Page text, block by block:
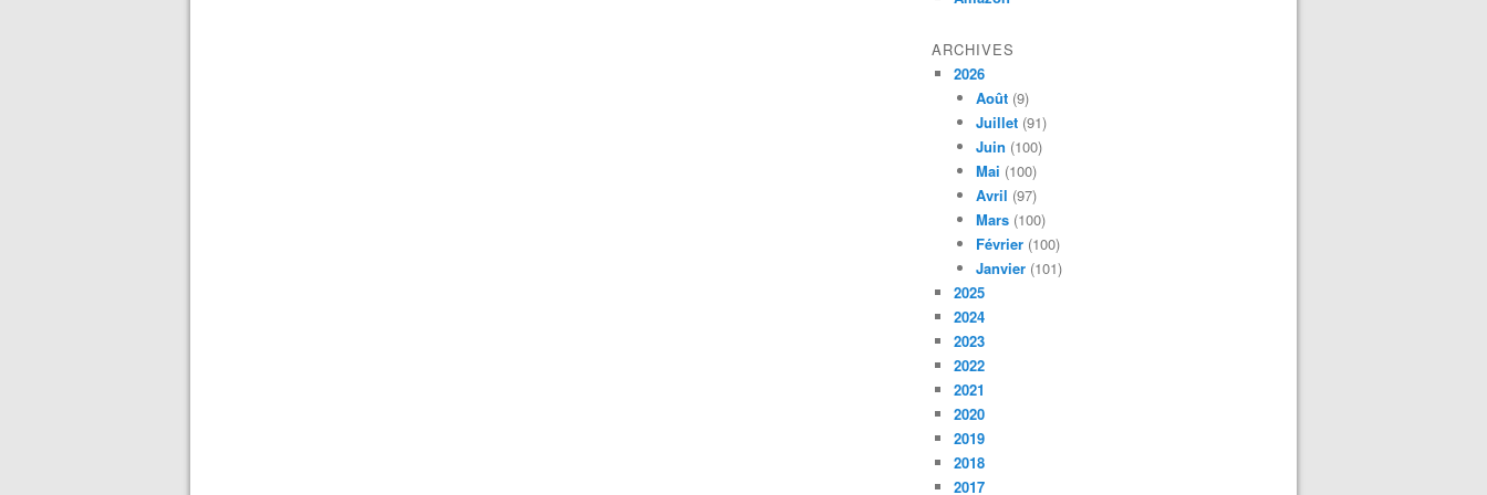
ARCHIVES
2026
Août (9)
Juillet (91)
Juin (100)
Mai (100)
Avril (97)
Mars (100)
Février (100)
Janvier (101)
2025
2024
2023
2022
2021
2020
2019
2018
2017